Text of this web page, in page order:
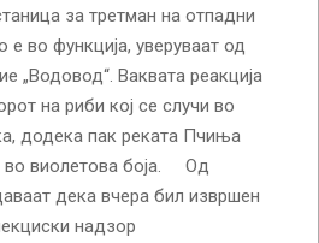
за третман на отпадни
во функција, уверуваат од
„Водовод“. Ваквата реакција
на риби кој се случи во
додека пак реката Пчиња
во виолетова боја. Од
дека вчера бил извршен
надзор